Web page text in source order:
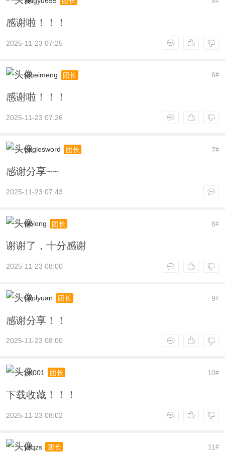
感谢啦！！！
2025-11-23 07:25
6#
ameimeng 团长
感谢啦！！！
2025-11-23 07:26
7#
eaglesword 团长
感谢分享~~
2025-11-23 07:43
8#
wolong 团长
谢谢了，十分感谢
2025-11-23 08:00
9#
coolyuan 团长
感谢分享！！
2025-11-23 08:00
10#
zzl001 团长
下载收藏！！！
2025-11-23 08:02
11#
yzqzs 团长